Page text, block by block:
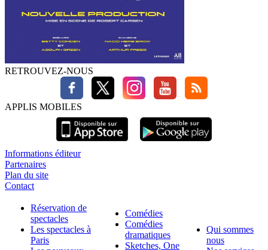
RETROUVEZ-NOUS
APPLIS MOBILES
Informations éditeur
Partenaires
Plan du site
Contact
Réservation de
spectacles
Les spectacles à
Paris
Comédies
Comédies
dramatiques
Sketches, One
Qui sommes
nous